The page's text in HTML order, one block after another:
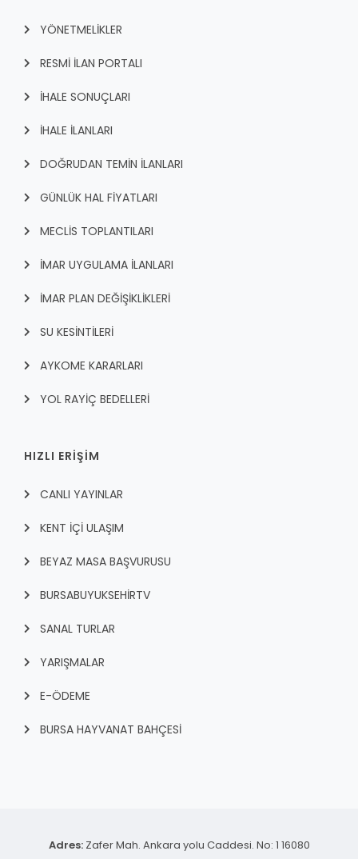
YÖNETMELİKLER
RESMİ İLAN PORTALI
İHALE SONUÇLARI
İHALE İLANLARI
DOĞRUDAN TEMİN İLANLARI
GÜNLÜK HAL FİYATLARI
MECLİS TOPLANTILARI
İMAR UYGULAMA İLANLARI
İMAR PLAN DEĞİŞİKLİKLERİ
SU KESİNTİLERİ
AYKOME KARARLARI
YOL RAYİÇ BEDELLERİ
HIZLI ERİŞİM
CANLI YAYINLAR
KENT İÇI ULAŞIM
BEYAZ MASA BAŞVURUSU
BURSABUYUKSEHIRTV
SANAL TURLAR
YARIŞMALAR
E-ÖDEME
BURSA HAYVANAT BAHÇESİ
Adres:Zafer Mah. Ankara yolu Caddesi. No: 1 16080